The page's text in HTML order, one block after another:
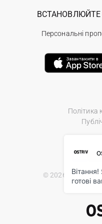
Політика
© 2026 Ostriv.ua
ВСТАНОВЛЮЙТЕ
Персональні